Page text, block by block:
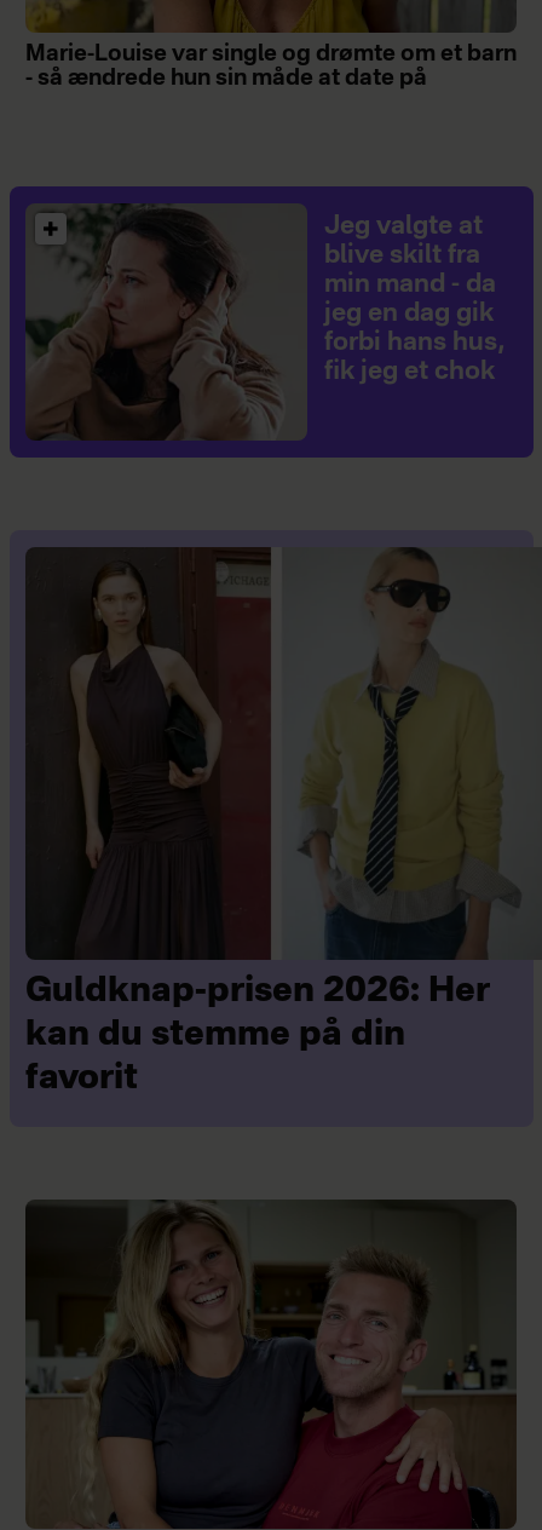
Marie-Louise var single og drømte om et barn
- så ændrede hun sin måde at date på
Jeg valgte at
blive skilt fra
min mand - da
jeg en dag gik
forbi hans hus,
fik jeg et chok
Guldknap-prisen 2026: Her
kan du stemme på din
favorit